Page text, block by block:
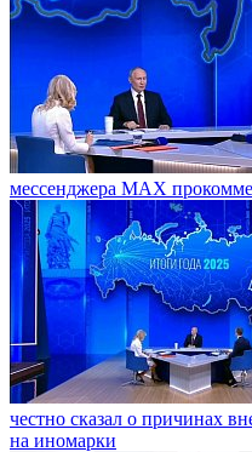
мессенджера MAX
честно сказал о причинах
на иномарки